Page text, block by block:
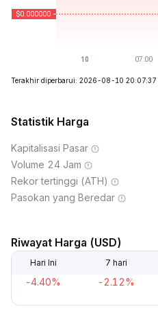
Terakhir diperbarui: 2026-08-10 20:07:37
Statistik Harga
Kapitalisasi Pasar
Volume 24 Jam
Rekor tertinggi (ATH)
Pasokan yang Beredar
Riwayat Harga (USD)
Hari Ini 7 hari
-4.40% -2.12%